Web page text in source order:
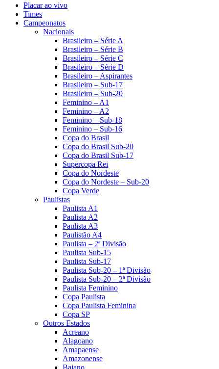
Placar ao vivo
Times
Campeonatos
Nacionais
Brasileiro – Série A
Brasileiro – Série B
Brasileiro – Série C
Brasileiro – Série D
Brasileiro – Aspirantes
Brasileiro – Sub-17
Brasileiro – Sub-20
Feminino – A1
Feminino – A2
Feminino – Sub-18
Feminino – Sub-16
Copa do Brasil
Copa do Brasil Sub-20
Copa do Brasil Sub-17
Supercopa Rei
Copa do Nordeste
Copa do Nordeste – Sub-20
Copa Verde
Paulistas
Paulista A1
Paulista A2
Paulista A3
Paulistão A4
Paulista – 2ª Divisão
Paulista Sub-15
Paulista Sub-17
Paulista Sub-20 – 1ª Divisão
Paulista Sub-20 – 2ª Divisão
Paulista Feminino
Copa Paulista
Copa Paulista Feminina
Copa SP
Outros Estados
Acreano
Alagoano
Amapaense
Amazonense
Baiano